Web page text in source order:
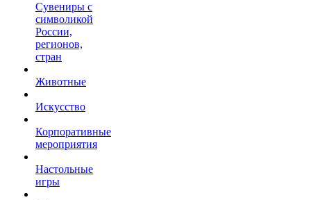
Сувениры с
символикой
России,
регионов,
стран
Животные
Искусство
Корпоративные
мероприятия
Настольные
игры